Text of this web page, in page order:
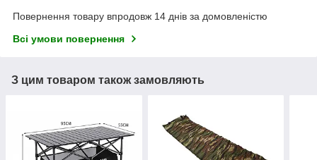
Повернення товару впродовж 14 днів за домовленістю
Всі умови повернення
З цим товаром також замовляють